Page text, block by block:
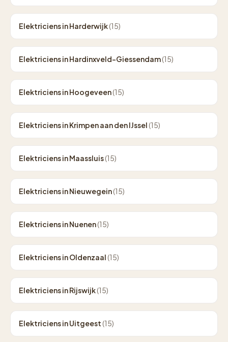
Elektriciens in Harderwijk(15)
Elektriciens in Hardinxveld-Giessendam(15)
Elektriciens in Hoogeveen(15)
Elektriciens in Krimpen aan den IJssel (15)
Elektriciens in Maassluis(15)
Elektriciens in Nieuwegein(15)
Elektriciens in Nuenen(15)
Elektriciens in Oldenzaal (15)
Elektriciens in Rijswijk(15)
Elektriciens in Uitgeest (15)